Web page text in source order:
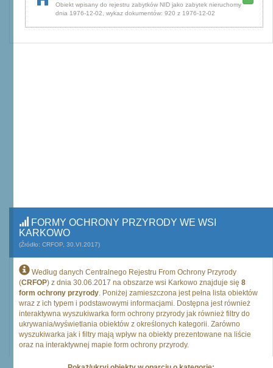
dnia 1976-12-02, wykaz dokumentów: 920 z 1976-12-02
FORMY OCHRONY PRZYRODY WE WSI
KARKOWO
(Źródło: CRFOP, 30.VI.2017)
Według danych Centralnego Rejestru From Ochrony Przyrody
(CRFOP) z dnia 30.06.2017 na obszarze wsi Karkowo znajduje się 8
form ochrony przyrody. Poniżej zamieszczona jest pełna lista obiektów
wraz z ich typem i podstawowymi informacjami. Dostępna jest również
interaktywna wyszukiwarka form ochrony przyrody jak również filtry do
ukrywania/wyświetlania obiektów z określonych kategorii. Zarówno
wyszukiwarka jak i filtry mają wpływ na obiekty prezentowane na liście
oraz na interaktywnej mapie form ochrony przyrody.